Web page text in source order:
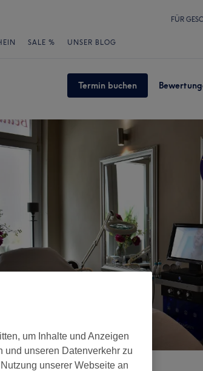
FÜR
SALE % UNSER BLOG
Termin buchen
um Inhalte und Anzeigen
und unseren Datenverkehr zu
unserer Webseite an